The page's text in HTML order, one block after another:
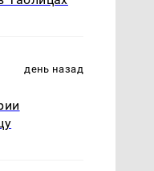
день назад